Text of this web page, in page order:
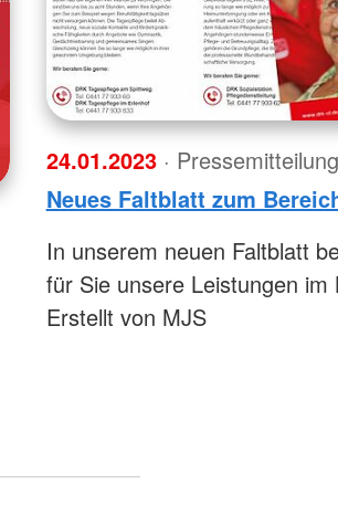
24.01.2023 · Pressemitteilung
Neues Faltblatt zum
In unserem neuen Faltblatt
für Sie unsere Leistungen im
Erstellt von MJS